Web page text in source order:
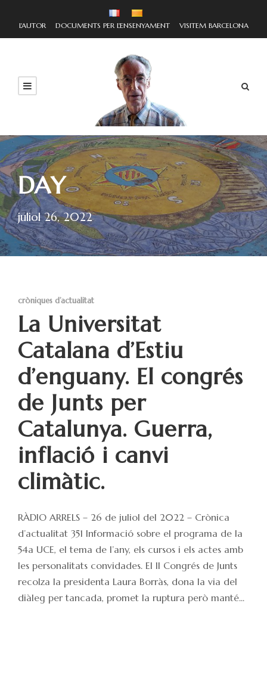
L'AUTOR DOCUMENTS PER L'ENSENYAMENT VISITEM BARCELONA
DAY
juliol 26, 2022
cròniques d’actualitat
La Universitat
Catalana d’Estiu
d’enguany. El congrés
de Junts per
Catalunya. Guerra,
inflació i canvi
climàtic.
RÀDIO ARRELS – 26 de juliol del 2022 – Crònica
d’actualitat 351 Informació sobre el programa de la
54a UCE, el tema de l’any, els cursos i els actes amb
les personalitats convidades. El II Congrés de Junts
recolza la presidenta Laura Borràs, dona la via del
diàleg per tancada, promet la ruptura però manté...